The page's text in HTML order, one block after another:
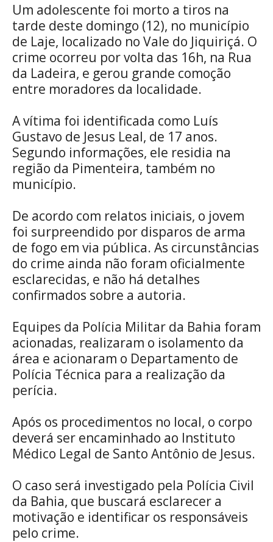
Um adolescente foi morto a tiros na
tarde deste domingo (12), no município
de Laje, localizado no Vale do Jiquiriçá. O
crime ocorreu por volta das 16h, na Rua
da Ladeira, e gerou grande comoção
entre moradores da localidade.
A vítima foi identificada como Luís
Gustavo de Jesus Leal, de 17 anos.
Segundo informações, ele residia na
região da Pimenteira, também no
município.
De acordo com relatos iniciais, o jovem
foi surpreendido por disparos de arma
de fogo em via pública. As circunstâncias
do crime ainda não foram oficialmente
esclarecidas, e não há detalhes
confirmados sobre a autoria.
Equipes da Polícia Militar da Bahia foram
acionadas, realizaram o isolamento da
área e acionaram o Departamento de
Polícia Técnica para a realização da
perícia.
Após os procedimentos no local, o corpo
deverá ser encaminhado ao Instituto
Médico Legal de Santo Antônio de Jesus.
O caso será investigado pela Polícia Civil
da Bahia, que buscará esclarecer a
motivação e identificar os responsáveis
pelo crime.